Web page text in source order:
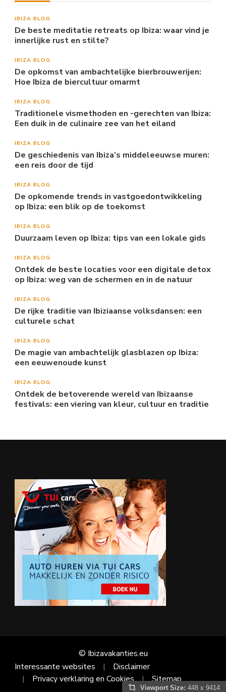
IBIZA BLOG
De beste meditatie retreats op Ibiza: waar vind je
innerlijke rust en stilte?
IBIZA BLOG
De opkomst van ambachtelijke bierbrouwerijen:
Hoe Ibiza de biercultuur omarmt
IBIZA BLOG
Traditionele vismethoden en -gerechten van Ibiza:
Een duik in de culinaire zee van het eiland
IBIZA BLOG
De geschiedenis van Ibiza’s middeleeuwse muren:
een reis door de tijd
IBIZA BLOG
De opkomende trends in vastgoedontwikkeling
op Ibiza: een blik op de toekomst
IBIZA BLOG
Duurzaam leven op Ibiza: tips van een lokale gids
IBIZA BLOG
Ontdek de beste locaties voor een digitale detox
op Ibiza: weg van de schermen en in de natuur
IBIZA BLOG
De rijke traditie van Ibiziaanse volksdansen: een
culturele schat
IBIZA BLOG
De magie van ambachtelijk glasblazen op Ibiza:
een eeuwenoude kunst
IBIZA BLOG
Ontdek de betoverende wereld van Ibizaanse
festivals: een viering van kleur, cultuur en traditie
© Ibizavakanties.eu
Interessante websites
Disclaimer
Privacy verklaring en Cookies
Sitemap
Viewport Size: 448 x 9414